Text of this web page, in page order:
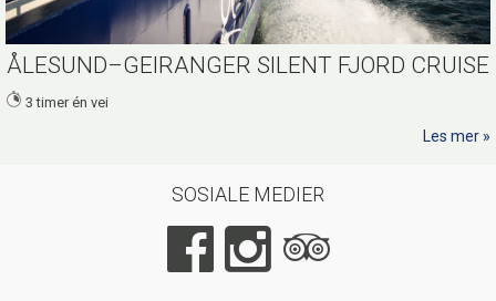
ÅLESUND–GEIRANGER SILENT FJORD CRUISE
3 timer én vei
Les mer
SOSIALE MEDIER